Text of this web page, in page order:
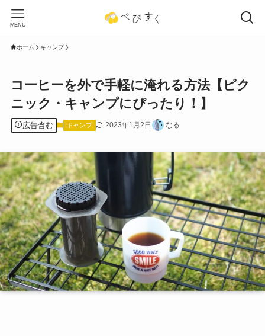
MENU
ホーム キャンプ
コーヒーを外で手軽に淹れる方法【ピク
ニック・キャンプにぴったり！】
広告含む キャンプ 2023年1月2日 なる